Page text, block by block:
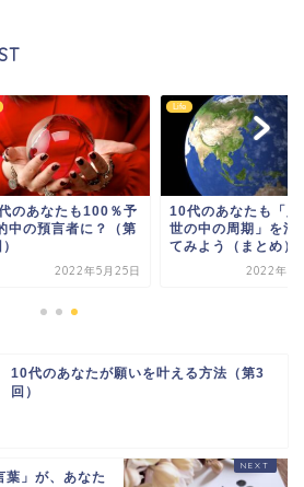
のあなたも100％予
中の預言者に？（第
2022年5月25日
Life
10代のあなたも「人
世の中の周期」を活
てみよう（まとめ）
2022年8
10代のあなたが願いを叶える方法（第3
回）
葉」が、あなた